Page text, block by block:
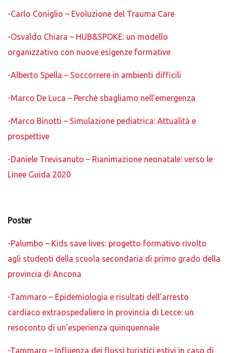
-Carlo Coniglio – Evoluzione del Trauma Care
-Osvaldo Chiara – HUB&SPOKE: un modello
organizzativo con nuove esigenze formative
-Alberto Spella – Soccorrere in ambienti difficili
-Marco De Luca – Perchè sbagliamo nell’emergenza
-Marco Binotti – Simulazione pediatrica: Attualità e
prospettive
-Daniele Trevisanuto – Rianimazione neonatale: verso le
Linee Guida 2020
Poster
-Palumbo – Kids save lives: progetto formativo rivolto
agli studenti della scuola secondaria di primo grado della
provincia di Ancona
-Tammaro – Epidemiologia e risultati dell’arresto
cardiaco extraospedaliero in provincia di Lecce: un
resoconto di un’esperienza quinquennale
-Tammaro – Influenza dei flussi turistici estivi in caso di